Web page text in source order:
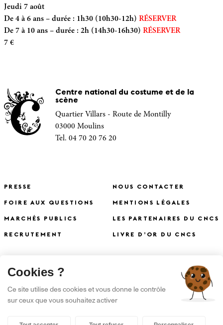
Jeudi 7 août
De 4 à 6 ans – durée : 1h30 (10h30-12h) RÉSERVER
De 7 à 10 ans – durée : 2h (14h30-16h30) RÉSERVER
7 €
Centre national du costume et de la
scène
Quartier Villars - Route de Montilly
03000 Moulins
Tel. 04 70 20 76 20
PRESSE
FOIRE AUX QUESTIONS
MARCHÉS PUBLICS
RECRUTEMENT
NOUS CONTACTER
MENTIONS LÉGALES
LES PARTENAIRES DU CNCS
LIVRE D’OR DU CNCS
S'INSCRIRE À LA NEWSLETTER X
Cookies ?
Ce site utilise des cookies et vous donne le contrôle
sur ceux que vous souhaitez activer